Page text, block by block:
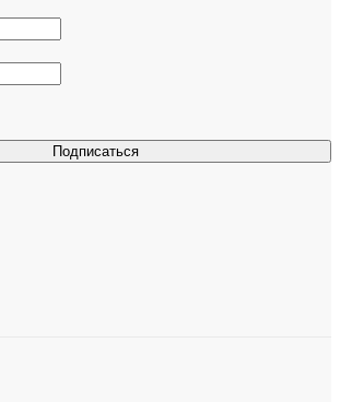
Подписаться